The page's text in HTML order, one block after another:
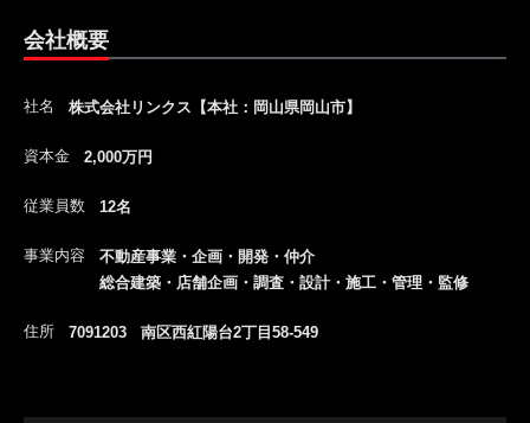
会社概要
社名 株式会社リンクス【本社：岡山県岡山市】
資本金 2,000万円
従業員数 12名
事業内容
不動産事業・企画・開発・仲介
総合建築・店舗企画・調査・設計・施工・管理・監修
住所 7091203 南区西紅陽台2丁目58-549